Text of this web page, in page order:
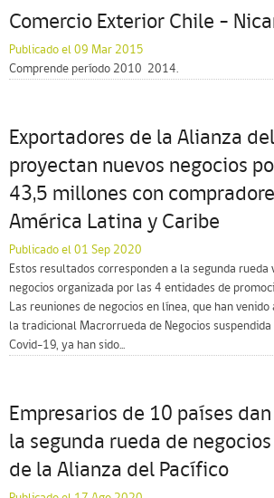
Comercio Exterior Chile –
Publicado el 09 Mar 2015
Comprende período 2010  2014.
Exportadores de la Alianza
proyectan nuevos negocios
43,5 millones con
América Latina y Caribe
Publicado el 01 Sep 2020
Estos resultados corresponden a la segunda rueda
negocios organizada por las 4 entidades de
Las reuniones de negocios en línea, que han
la tradicional Macrorrueda de Negocios suspendida
Covid-19, ya han sido...
Empresarios de 10 países
la segunda rueda de
de la Alianza del Pacífico